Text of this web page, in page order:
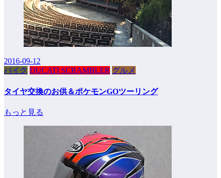
2016-09-12
バイク DUCATI SCRAMBLER グルメ
タイヤ交換のお供＆ポケモンGOツーリング
もっと見る